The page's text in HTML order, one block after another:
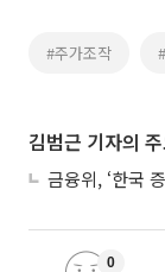
#주가조작
김범근 기자의
0